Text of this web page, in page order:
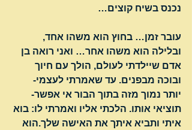
נכנס בשיח קוצים…
עובר זמן… בחוץ הוא משהו אחד,
ובלילה הוא משהו אחר… ואני רואה בן
אדם שיילדתי לעולם, הולך עם חיוך
ובוכה מבפנים. עד שאמרתי לעצמי-
יותר נמוך מזה בתוך הבור אי אפשר-
תוציאי אותו. הלכתי אליו ואמרתי לו: בוא
איתי ותביא איתך את האישה שלך.הוא